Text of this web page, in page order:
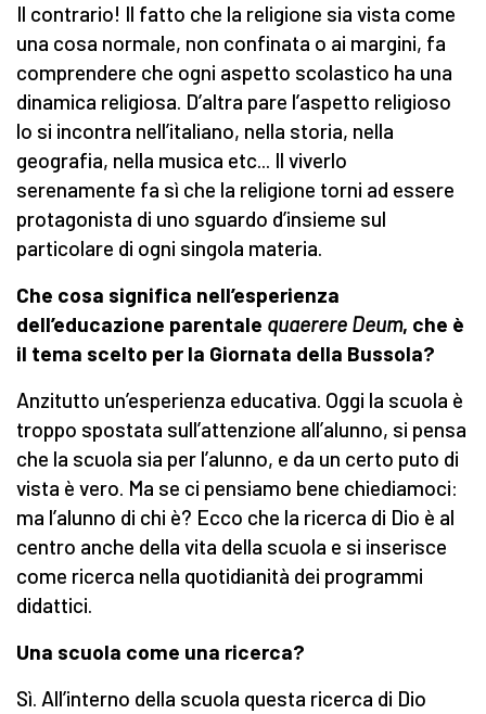
Il contrario! Il fatto che la religione sia vista come
una cosa normale, non confinata o ai margini, fa
comprendere che ogni aspetto scolastico ha una
dinamica religiosa. D’altra pare l’aspetto religioso
lo si incontra nell’italiano, nella storia, nella
geografia, nella musica etc... Il viverlo
serenamente fa sì che la religione torni ad essere
protagonista di uno sguardo d’insieme sul
particolare di ogni singola materia.
Che cosa significa nell’esperienza
dell’educazione parentale quaerere Deum, che è
il tema scelto per la Giornata della Bussola?
Anzitutto un’esperienza educativa. Oggi la scuola è
troppo spostata sull’attenzione all’alunno, si pensa
che la scuola sia per l’alunno, e da un certo puto di
vista è vero. Ma se ci pensiamo bene chiediamoci:
ma l’alunno di chi è? Ecco che la ricerca di Dio è al
centro anche della vita della scuola e si inserisce
come ricerca nella quotidianità dei programmi
didattici.
Una scuola come una ricerca?
Sì. All’interno della scuola questa ricerca di Dio